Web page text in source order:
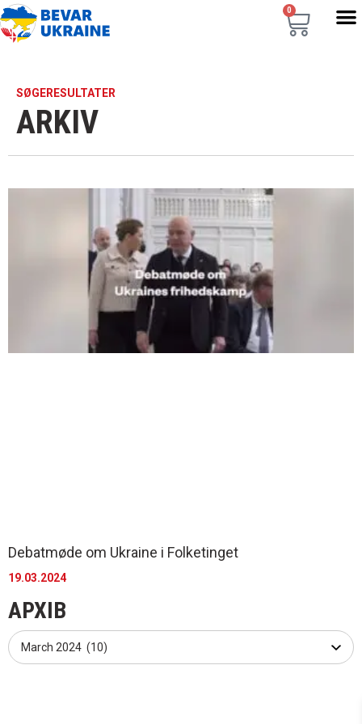
0
SØGERESULTATER
ARKIV
Debatmøde om Ukraine i Folketinget
19.03.2024
АРХІВ